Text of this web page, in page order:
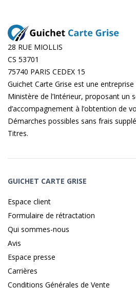
28 RUE MIOLLIS
CS 53701
75740 PARIS CEDEX 15
Guichet Carte Grise est une
Ministère de l’Intérieur, proposant un
d’accompagnement à l’obtention de
Démarches possibles sans frais
Titres.
GUICHET CARTE GRISE
Espace client
Formulaire de rétractation
Qui sommes-nous
Avis
Espace presse
Carrières
Conditions Générales de Vente